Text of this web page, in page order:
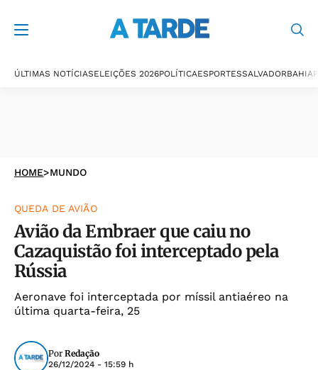
ÚLTIMAS NOTÍCIASELEIÇÕES 2026POLÍTICAESPORTESSALVADORBAHIA
HOME>MUNDO
QUEDA DE AVIÃO
Avião da Embraer que caiu no
Cazaquistão foi interceptado pela
Rússia
Aeronave foi interceptada por míssil antiaéreo na
última quarta-feira, 25
Por Redação
26/12/2024 - 15:59 h